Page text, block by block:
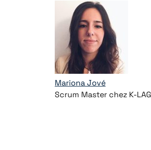
Mariona Jové
Scrum Master chez K-